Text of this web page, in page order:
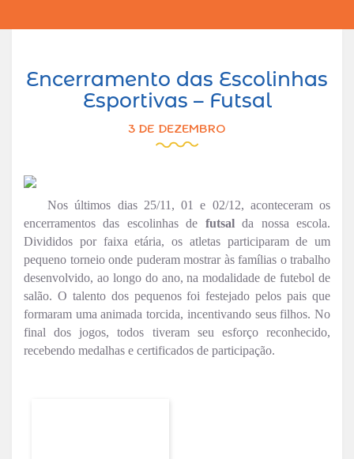
Encerramento das Escolinhas
Esportivas – Futsal
3 DE DEZEMBRO
Nos últimos dias 25/11, 01 e 02/12, aconteceram os
encerramentos das escolinhas de futsalda nossa escola.
Divididos por faixa etária, os atletas participaram de um
pequeno torneio onde puderam mostrar às famílias o trabalho
desenvolvido, ao longo do ano, na modalidade de futebol de
salão. O talento dos pequenos foi festejado pelos pais que
formaram uma animada torcida, incentivando seus filhos. No
final dos jogos, todos tiveram seu esforço reconhecido,
recebendo medalhas e certificados de participação.